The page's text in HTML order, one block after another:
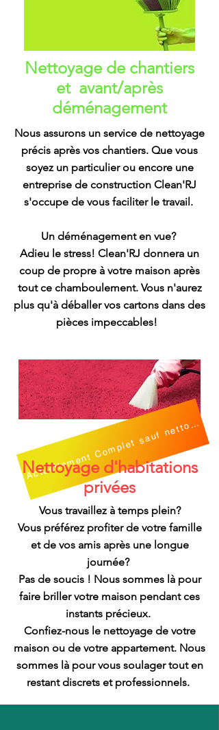
Nettoyage de chantiers
et avant/après
déménagement
Nous assurons un service de nettoyage
précis après vos chantiers. Que vous
soyez un particulier ou encore une
entreprise de construction Clean'RJ
s'occupe de vous faciliter le travail.
Un déménagement en vue?
Adieu le stress! Clean'RJ donnera un
coup de propre à votre maison après
tout ce chamboulement. Vous n'aurez
plus qu'à déballer vos cartons dans des
pièces impeccables!
Actuellement Complet sauf nettoyage ponctuel
Nettoyage d'habitations
privées
Vous travaillez à temps plein?
Vous préférez profiter de votre famille
et de vos amis après une longue
journée?
Pas de soucis ! Nous sommes là pour
faire briller votre maison pendant ces
instants précieux.
Confiez-nous le nettoyage de votre
maison ou de votre appartement. Nous
sommes là pour vous soulager tout en
restant discrets et professionnels.